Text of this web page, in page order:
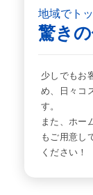
地域でト
驚き
少しでもお
め、日々コ
す。
また、ホー
もご用意し
ください！